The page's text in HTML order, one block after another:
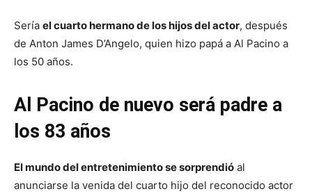
Sería el cuarto hermano de los hijos del actor, después
de Anton James D’Angelo, quien hizo papá a Al Pacino a
los 50 años.
Al Pacino de nuevo será padre a
los 83 años
El mundo del entretenimiento se sorprendió al
anunciarse la venida del cuarto hijo del reconocido actor